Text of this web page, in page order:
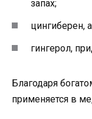
запах;
цингиберен,
гингерол,
Благодаря
применяется в